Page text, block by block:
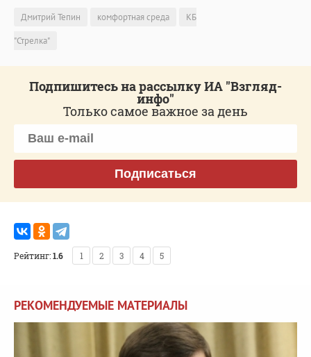
Дмитрий Тепин комфортная среда
КБ
"Стрелка"
Подпишитесь на рассылку ИА "Взгляд-
инфо"
Только самое важное за день
Подписаться
Рейтинг:1.6 1 2 3 4 5
РЕКОМЕНДУЕМЫЕ МАТЕРИАЛЫ